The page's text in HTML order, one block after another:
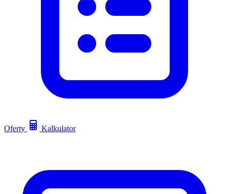
Oferty Kalkulator